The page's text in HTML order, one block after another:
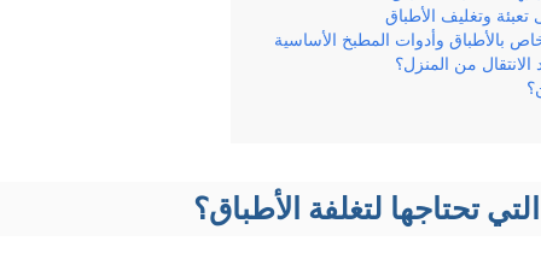
وتغليف الأطباق
بالأطباق وأدوات المطبخ الأساسية
من المنزل؟
تحتاجها لتغلفة الأطباق؟